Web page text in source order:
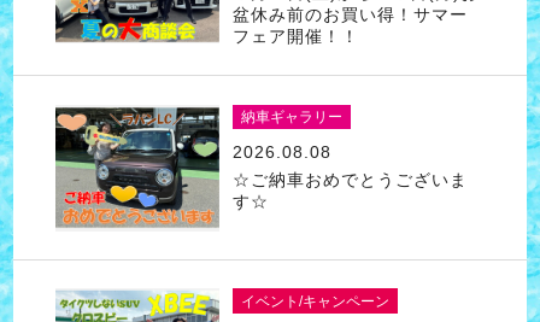
盆休み前のお買い得！サマー
フェア開催！！
納車ギャラリー
2026.08.08
☆ご納車おめでとうございま
す☆
イベント/キャンペーン